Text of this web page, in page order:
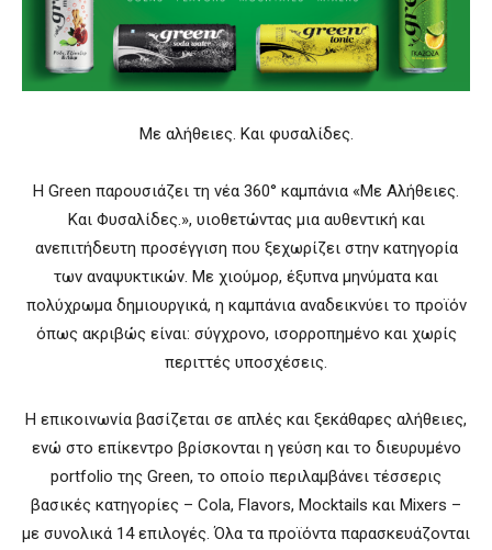
Με αλήθειες. Και φυσαλίδες.
Η Green παρουσιάζει τη νέα 360° καμπάνια «Με Αλήθειες.
Και Φυσαλίδες.», υιοθετώντας μια αυθεντική και
ανεπιτήδευτη προσέγγιση που ξεχωρίζει στην κατηγορία
των αναψυκτικών. Με χιούμορ, έξυπνα μηνύματα και
πολύχρωμα δημιουργικά, η καμπάνια αναδεικνύει το προϊόν
όπως ακριβώς είναι: σύγχρονο, ισορροπημένο και χωρίς
περιττές υποσχέσεις.
Η επικοινωνία βασίζεται σε απλές και ξεκάθαρες αλήθειες,
ενώ στο επίκεντρο βρίσκονται η γεύση και το διευρυμένο
portfolio της Green, το οποίο περιλαμβάνει τέσσερις
βασικές κατηγορίες – Cola, Flavors, Mocktails και Mixers –
με συνολικά 14 επιλογές. Όλα τα προϊόντα παρασκευάζονται